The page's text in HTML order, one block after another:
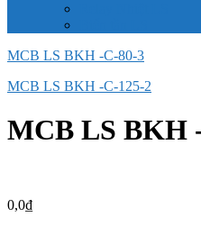
MCB LS BKH -C-80-3
MCB LS BKH -C-125-2
MCB LS BKH
0,0₫